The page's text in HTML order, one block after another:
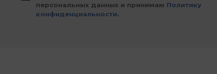
персональных данных и принимаю Политику
конфиденциальности.